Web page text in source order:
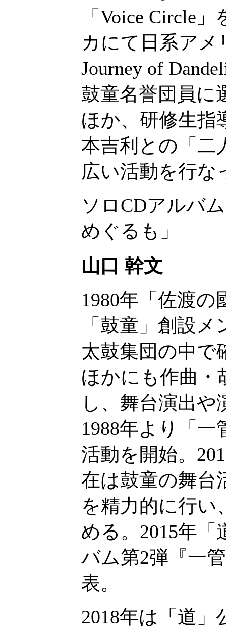
「Voice Circle
カにて日系アメ
Journey of
鼓童名誉団員に
ほか、研修生指
本吉利との「二
広い活動を行な
ソロCDアルバ
めぐるも」
山口 幹文
1980年「佐渡の
「鼓童」創設
太鼓集団の中で
ほかにも作曲・
し、舞台演出
1988年より「
活動を開始。
在は鼓童の舞台
を精力的に行い
める。2015年
バム第2弾『一
表。
2018年は「道